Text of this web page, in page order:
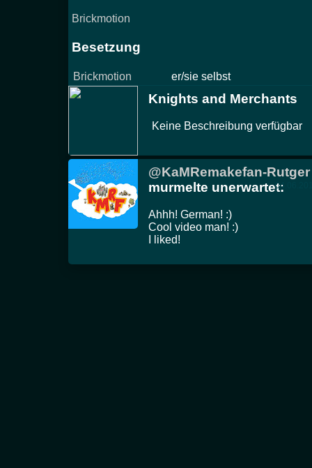
Brickmotion
Besetzung
Brickmotion er/sie selbst
Knights and Merchants
Keine Beschreibung verfügbar
@KaMRemakefan-Rutger
murmelte unerwartet:
Ahhh! German! :)
Cool video man! :)
I liked!